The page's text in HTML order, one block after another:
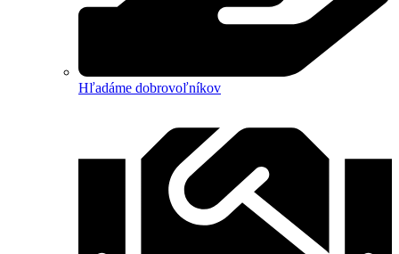
Hľadáme dobrovoľníkov